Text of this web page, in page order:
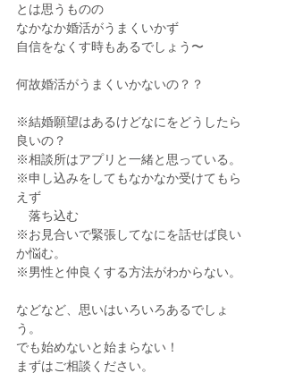
とは思うものの
なかなか婚活がうまくいかず
自信をなくす時もあるでしょう〜
何故婚活がうまくいかないの？？
※結婚願望はあるけどなにをどうしたら
良いの？
※相談所はアプリと一緒と思っている。
※申し込みをしてもなかなか受けてもら
えず
落ち込む
※お見合いで緊張してなにを話せば良い
か悩む。
※男性と仲良くする方法がわからない。
などなど、思いはいろいろあるでしょ
う。
でも始めないと始まらない！
まずはご相談ください。